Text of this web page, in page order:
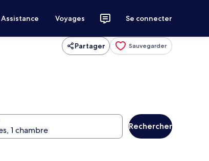
Assistance Voyages Se connecter
Partager Sauvegarder
Rechercher